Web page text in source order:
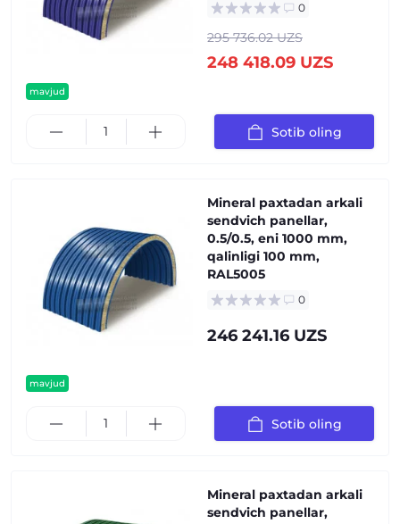
mavjud
0
295 736.02 UZS
248 418.09 UZS
Sotib oling
mavjud
Mineral paxtadan arkali
sendvich panellar,
0.5/0.5, eni 1000 mm,
qalinligi 100 mm,
RAL5005
0
246 241.16 UZS
Sotib oling
Mineral paxtadan arkali
sendvich panellar,